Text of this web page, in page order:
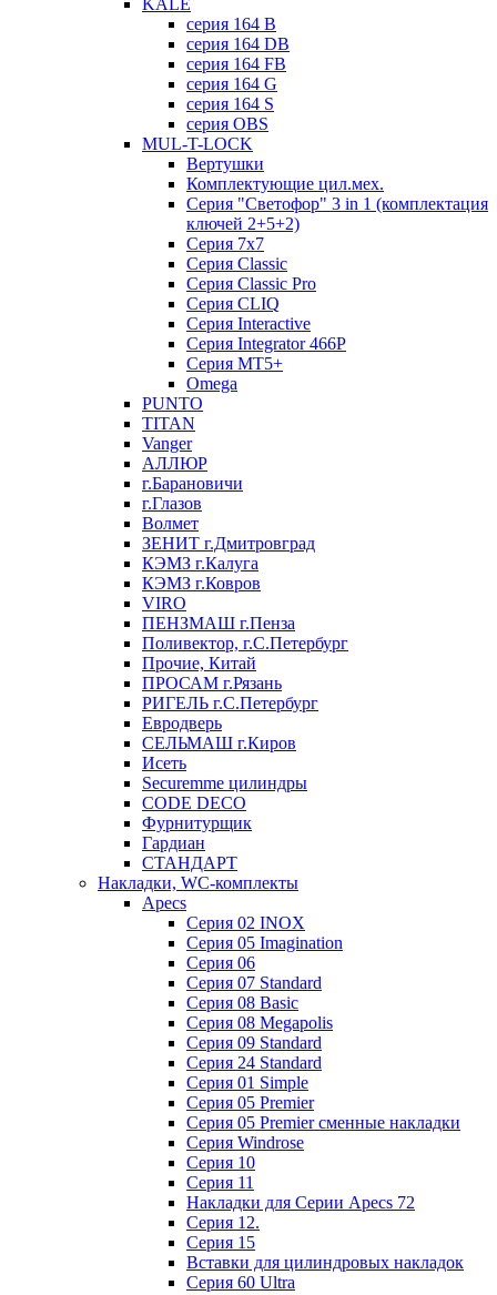
KALE
серия 164 B
серия 164 DB
серия 164 FB
серия 164 G
серия 164 S
серия OBS
MUL-T-LOCK
Вертушки
Комплектующие цил.мех.
Серия "Светофор" 3 in 1 (комплектация
ключей 2+5+2)
Серия 7х7
Серия Classic
Серия Classic Pro
Серия CLIQ
Серия Interactive
Серия Integrator 466P
Серия MT5+
Omega
PUNTO
TITAN
Vanger
АЛЛЮР
г.Барановичи
г.Глазов
Волмет
ЗЕНИТ г.Дмитровград
КЭМЗ г.Калуга
КЭМЗ г.Ковров
VIRO
ПЕНЗМАШ г.Пенза
Поливектор, г.С.Петербург
Прочие, Китай
ПРОСАМ г.Рязань
РИГЕЛЬ г.С.Петербург
Евродверь
СЕЛЬМАШ г.Киров
Исеть
Securemme цилиндры
CODE DECO
Фурнитурщик
Гардиан
СТАНДАРТ
Накладки, WC-комплекты
Apecs
Cерия 02 INOX
Cерия 05 Imagination
Cерия 06
Cерия 07 Standard
Cерия 08 Basic
Cерия 08 Megapolis
Cерия 09 Standard
Cерия 24 Standard
Серия 01 Simple
Серия 05 Premier
Серия 05 Premier сменные накладки
Cерия Windrose
Серия 10
Серия 11
Накладки для Серии Apecs 72
Серия 12.
Серия 15
Вставки для цилиндровых накладок
Серия 60 Ultra